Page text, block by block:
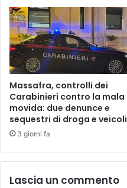
r
e
a
.
E
i
l
p
a
t
t
d
s
a
n
i
a
m
o
u
n
i
t
i
Massafra, controlli dei
Carabinieri contro la mala
movida: due denunce e
sequestri di droga e veicoli
3 giorni fa
Lascia un commento